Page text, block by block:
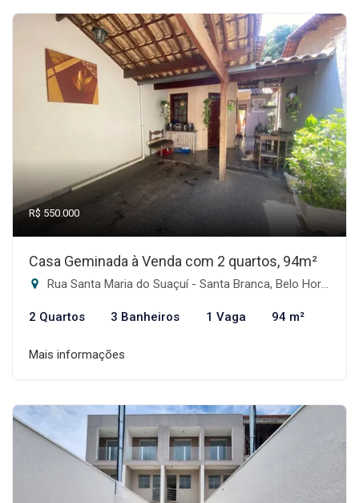
R$ 550.000
Casa Geminada à Venda com 2 quartos, 94m²
Rua Santa Maria do Suaçuí - Santa Branca, Belo Horizonte-MG
2 Quartos 3 Banheiros 1 Vaga 94 m²
Mais informações